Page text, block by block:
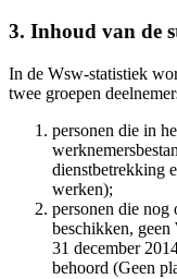
3. Inhoud van de
In de Wsw-statistiek
twee groepen
personen die in
dienstbetrekking
werken);
personen die
beschikken, geen
31 december
behoord (Geen